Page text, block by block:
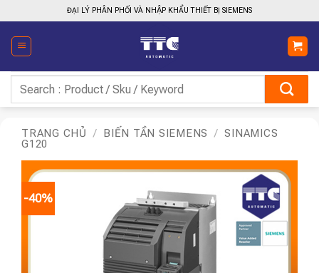
qua
nội
dung
ĐẠI LÝ PHÂN PHỐI VÀ NHẬP KHẨU THIẾT BỊ SIEMENS
kiếm:
TRANG CHỦ / BIẾN TẦN SIEMENS / SINAMICS
G120
-40%